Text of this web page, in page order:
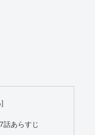
話あらすじ